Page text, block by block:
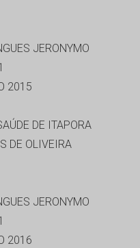
JERONYMO
2015
DE ITAPORA
DE OLIVEIRA
JERONYMO
2016